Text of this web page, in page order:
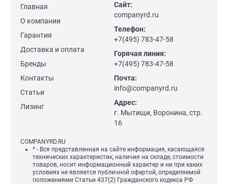
Главная
О компании
Гарантия
Доставка и оплата
Бренды
Контакты
Статьи
Лизинг
Сайт:
companyrd.ru
Телефон:
+7(495) 783-47-58
Горячая линия:
+7(495) 783-47-58
Почта:
info@companyrd.ru
Адрес:
г. Мытищи, Воронина, стр.
16
COMPANYRD.RU
* - Вся представленная на сайте информация, касающаяся
технических характеристик, наличия на складе, стоимости
товаров, носит информационный характер и ни при каких
условиях не является публичной офертой, определяемой
положениями Статьи 437(2) Гражданского кодекса РФ